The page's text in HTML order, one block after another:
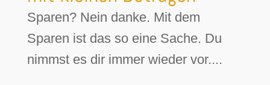
Sparen? Nein danke. Mit dem
Sparen ist das so eine Sache. Du
nimmst es dir immer wieder vor....